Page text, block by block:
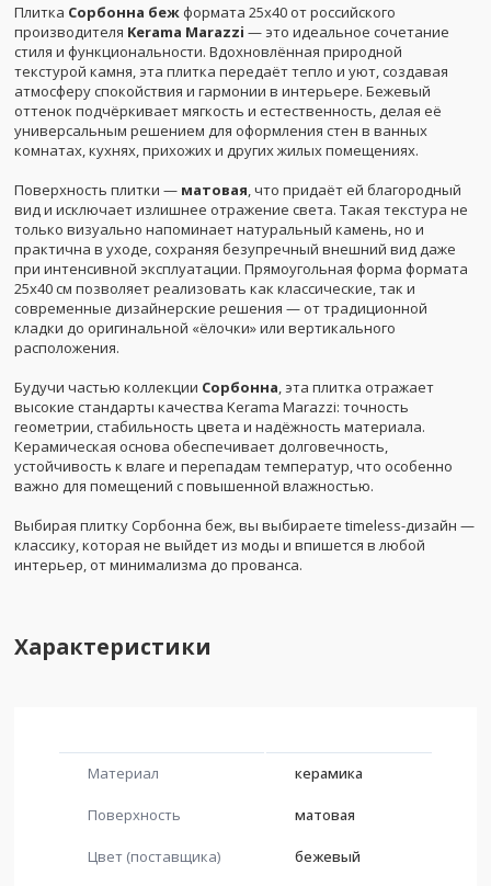
Плитка Сорбонна бежформата 25x40 от российского
производителя Kerama Marazzi — это идеальное сочетание
стиля и функциональности. Вдохновлённая природной
текстурой камня, эта плитка передаёт тепло и уют, создавая
атмосферу спокойствия и гармонии в интерьере. Бежевый
оттенок подчёркивает мягкость и естественность, делая её
универсальным решением для оформления стен в ванных
комнатах, кухнях, прихожих и других жилых помещениях.
Поверхность плитки — матовая , что придаёт ей благородный
вид и исключает излишнее отражение света. Такая текстура не
только визуально напоминает натуральный камень, но и
практична в уходе, сохраняя безупречный внешний вид даже
при интенсивной эксплуатации. Прямоугольная форма формата
25x40 см позволяет реализовать как классические, так и
современные дизайнерские решения — от традиционной
кладки до оригинальной «ёлочки» или вертикального
расположения.
Будучи частью коллекции Сорбонна , эта плитка отражает
высокие стандарты качества Kerama Marazzi: точность
геометрии, стабильность цвета и надёжность материала.
Керамическая основа обеспечивает долговечность,
устойчивость к влаге и перепадам температур, что особенно
важно для помещений с повышенной влажностью.
Выбирая плитку Сорбонна беж, вы выбираете timeless-дизайн —
классику, которая не выйдет из моды и впишется в любой
интерьер, от минимализма до прованса.
Характеристики
Материал керамика
Поверхность матовая
Цвет (поставщика) бежевый